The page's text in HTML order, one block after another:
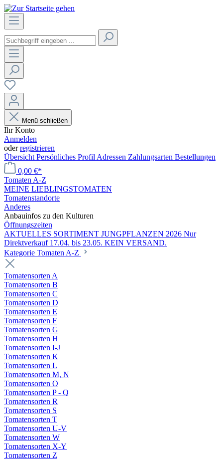
Menü schließen
Ihr Konto
Anmelden
oderregistrieren
Übersicht Persönliches Profil Adressen Zahlungsarten Bestellungen
0,00 €*
Tomaten A-Z
MEINE LIEBLINGSTOMATEN
Tomatenstandorte
Anderes
Anbauinfos zu den Kulturen
Öffnungszeiten
AKTUELLES SORTIMENT JUNGPFLANZEN 2026 Nur
Direktverkauf 17.04. bis 23.05. KEIN VERSAND.
Kategorie Tomaten A-Z
Tomatensorten A
Tomatensorten B
Tomatensorten C
Tomatensorten D
Tomatensorten E
Tomatensorten F
Tomatensorten G
Tomatensorten H
Tomatensorten I-J
Tomatensorten K
Tomatensorten L
Tomatensorten M, N
Tomatensorten O
Tomatensorten P - Q
Tomatensorten R
Tomatensorten S
Tomatensorten T
Tomatensorten U-V
Tomatensorten W
Tomatensorten X-Y
Tomatensorten Z